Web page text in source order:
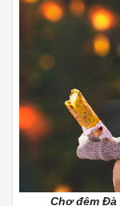
Chợ đêm